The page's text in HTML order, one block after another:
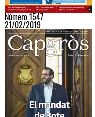
Número 1547
21/02/2019